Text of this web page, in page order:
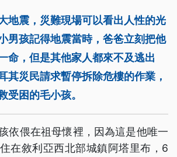
地震，災難現場可以看出人性的光
男孩記得地震當時，爸爸立刻把他
命，但是其他家人都來不及逃出
其災民請求暫停拆除危樓的作業，
受困的毛小孩。
依偎在祖母懷裡，因為這是他唯一
在敘利亞西北部城鎮阿塔里布，6